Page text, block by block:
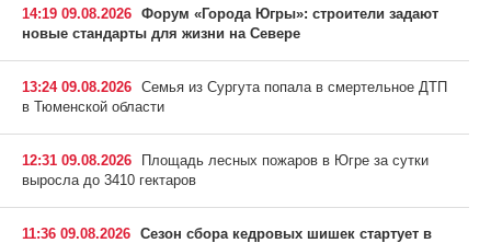
14:19 09.08.2026 Форум «Города Югры»: строители задают
новые стандарты для жизни на Севере
13:24 09.08.2026 Семья из Сургута попала в смертельное ДТП
в Тюменской области
12:31 09.08.2026
Площадь лесных пожаров в Югре за сутки
выросла до 3410 гектаров
11:36 09.08.2026 Сезон сбора кедровых шишек стартует в